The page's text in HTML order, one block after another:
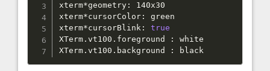
xterm*geometry :
140x30
xterm*cursorColor :
green
xterm*cursorBlink :
true
XTerm .vt100 . foreground :
white
XTerm .vt100 . background : black